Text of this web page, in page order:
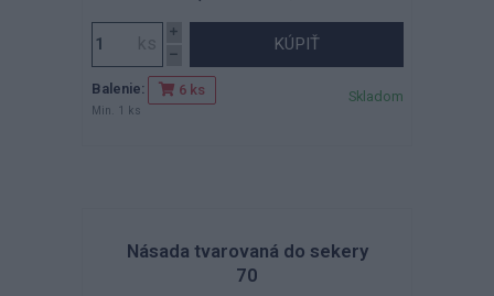
KÚPIŤ
Balenie: 6 ks
Min. 1 ks
Skladom
Násada tvarovaná do sekery
70